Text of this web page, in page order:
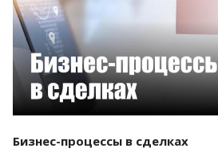
Бизнес-процессы в сделках